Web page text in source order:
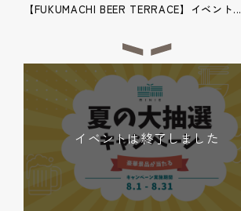
【FUKUMACHI BEER TERRACE】イベント...
イベントは終了しました